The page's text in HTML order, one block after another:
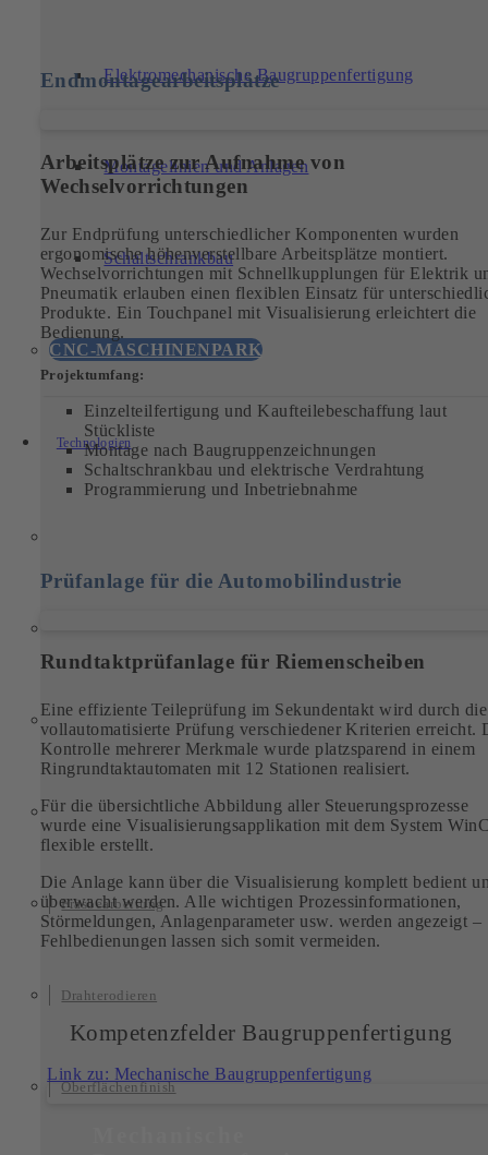
Elektromechanische Baugruppenfertigung
Montagelinien und Anlagen
Schaltschrankbau
CNC-MASCHINENPARK
Technologien
Fräsbearbeitung
Drahterodieren
Oberflächenfinish
Endmontagearbeitsplätze
Arbeitsplätze zur Aufnahme von
Wechselvorrichtungen
Zur Endprüfung unterschiedlicher Komponenten wurden
ergonomische höhenverstellbare Arbeitsplätze montiert.
Wechselvorrichtungen mit Schnellkupplungen für Elektrik
Pneumatik erlauben einen flexiblen Einsatz für
Produkte. Ein Touchpanel mit Visualisierung erleichtert die
Bedienung.
Projektumfang:
Einzelteilfertigung und Kaufteilebeschaffung laut
Stückliste
Montage nach Baugruppenzeichnungen
Schaltschrankbau und elektrische Verdrahtung
Programmierung und Inbetriebnahme
Prüfanlage für die Automobilindustrie
Rundtaktprüfanlage für Riemenscheiben
Eine effiziente Teileprüfung im Sekundentakt wird durch die
vollautomatisierte Prüfung verschiedener Kriterien erreicht.
Kontrolle mehrerer Merkmale wurde platzsparend in einem
Ringrundtaktautomaten mit 12 Stationen realisiert.
Für die übersichtliche Abbildung aller Steuerungsprozesse
wurde eine Visualisierungsapplikation mit dem System
flexible erstellt.
Die Anlage kann über die Visualisierung komplett bedient
überwacht werden. Alle wichtigen Prozessinformationen,
Störmeldungen, Anlagenparameter usw. werden angezeigt –
Fehlbedienungen lassen sich somit vermeiden.
Kompetenzfelder Baugruppenfertigung
Link zu: Mechanische Baugruppenfertigung